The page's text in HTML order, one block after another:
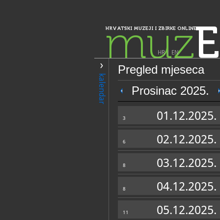
HRVATSKI MUZEJI I ZBIRKE ONLINE
muz
HR| EN
kalendar
Pregled mjeseca
Prosinac 2025.
3 01.12.2025.
6 02.12.2025.
8 03.12.2025.
8 04.12.2025.
11 05.12.2025.
PRETRAŽIVANJE
Istra, Kvarner, Gorski kotar i Lika
Etnografski
etnografico
OPĆI PODACI